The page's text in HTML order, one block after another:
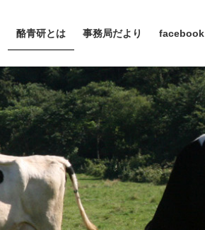
酪青研とは 事務局だより facebook